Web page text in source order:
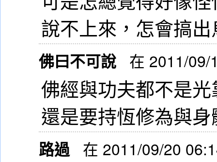
說不上來，怎會搞
佛曰不可說 在 2011/09/
佛經與功夫都不是
還是要持恆修為與
路過 在 2011/09/20